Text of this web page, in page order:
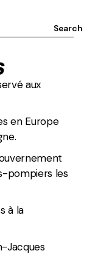
Search
aux
en Europe
pompiers les
à la
Jacques